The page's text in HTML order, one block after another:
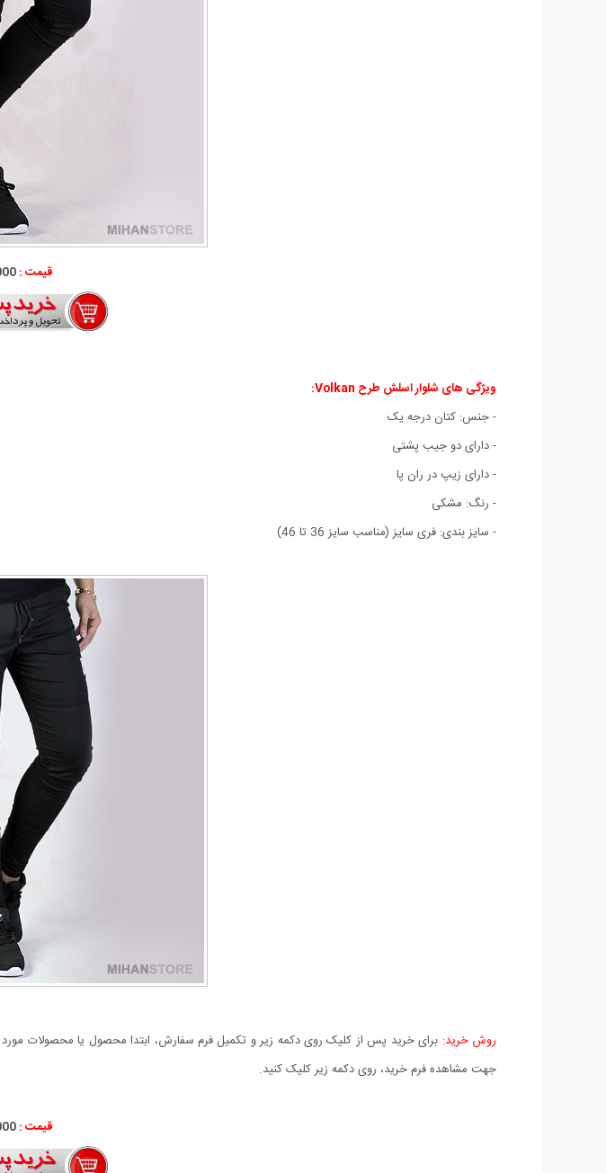
قیمت :
ویژگی های شلوار اسلش طرح Volkan:
- جنس: کتان درجه يک
- دارای دو جيب پشتی
- دارای زيپ در ران پا
- رنگ: مشکی
- سايز بندی: فری سايز (مناسب سايز 36 تا 46)
روش خرید: برای خرید پس از کلیک روی دکمه زیر و تکمیل فرم سفارش، ابتدا محصول یا محصولات مورد
جهت مشاهده فرم خرید، روی دکمه زیر کلیک کنید.
قیمت :